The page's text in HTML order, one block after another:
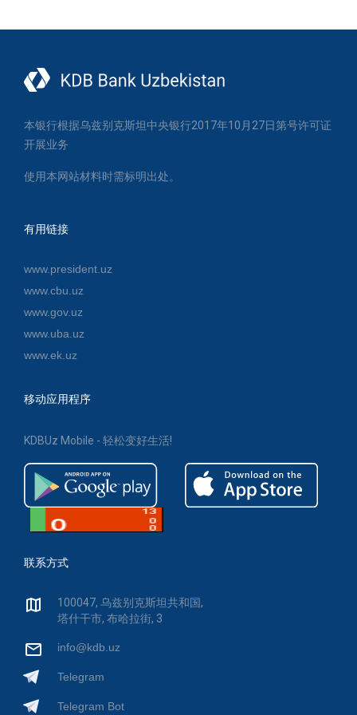
本银行根据乌兹别克斯坦中央银行2017年10月27日第号许可证
开展业务
使用本网站材料时需标明出处。
有用链接
www.president.uz
www.cbu.uz
www.gov.uz
www.uba.uz
www.ek.uz
移动应用程序
KDBUz Mobile - 轻松变好生活!
联系方式
100047, 乌兹别克斯坦共和国,
塔什干市, 布哈拉街, 3
info@kdb.uz
Telegram
Telegram Bot